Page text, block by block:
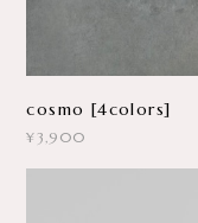
cosmo [4colors]
¥3,900